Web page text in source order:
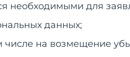
необходимыми для
данных;
на возмещение